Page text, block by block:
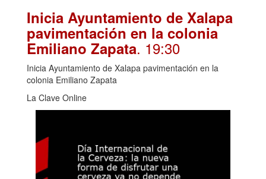
Inicia Ayuntamiento de Xalapa
pavimentación en la colonia
Emiliano Zapata. 19:30
Inicia Ayuntamiento de Xalapa pavimentación en la
colonia Emiliano Zapata
La Clave Online